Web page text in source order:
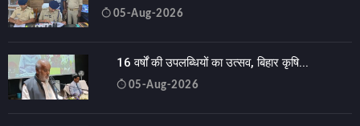
05-Aug-2026
16 वर्षों की उपलब्धियों का उत्सव, बिहार कृषि...
05-Aug-2026